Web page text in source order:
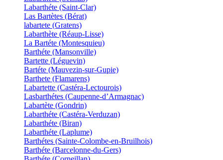
Labarthéte (Saint-Clar)
Las Bartètes (Bérat)
labartete (Gratens)
Labarthète (Réaup-Lisse)
La Bartéte (Montesquieu)
Barthéte (Mansonville)
Bartette (Léguevin)
Bartéte (Mauvezin-sur-Gupie)
Barthete (Flamarens)
Labartette (Castéra-Lectourois)
Lasbarthétes (Caupenne-d’Armagnac)
Labartète (Gondrin)
Labarthéte (Castéra-Verduzan)
Labarthéte (Biran)
Labarthéte (Laplume)
Barthétes (Sainte-Colombe-en-Bruilhois)
Barthéte (Barcelonne-du-Gers)